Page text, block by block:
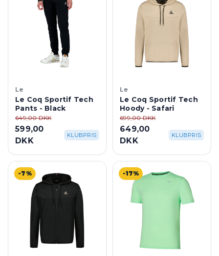
Le
Le Coq Sportif Tech
Pants - Black
649,00 DKK
599,00
DKK
KLUBPRIS
Le
Le Coq Sportif Tech
Hoody - Safari
699,00 DKK
649,00
DKK
KLUBPRIS
-7% -17%